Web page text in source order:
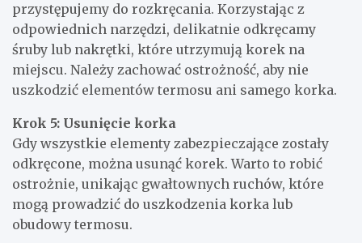
przystępujemy do rozkręcania. Korzystając z
odpowiednich narzędzi, delikatnie odkręcamy
śruby lub nakrętki, które utrzymują korek na
miejscu. Należy zachować ostrożność, aby nie
uszkodzić elementów termosu ani samego korka.
Krok 5: Usunięcie korka
Gdy wszystkie elementy zabezpieczające zostały
odkręcone, można usunąć korek. Warto to robić
ostrożnie, unikając gwałtownych ruchów, które
mogą prowadzić do uszkodzenia korka lub
obudowy termosu.